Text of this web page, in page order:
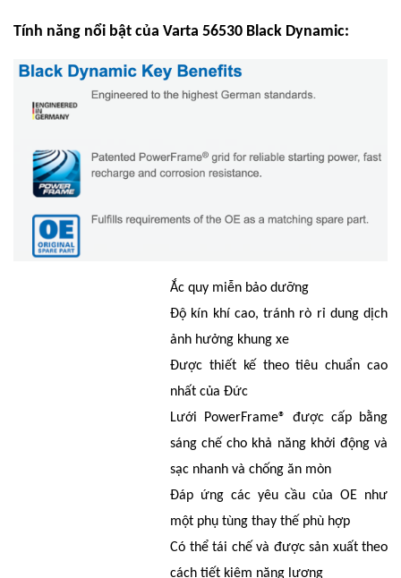
Tính năng nổi bật của Varta 56530 Black Dynamic:
Ắc quy miễn bảo dưỡng
Độ kín khí cao, tránh rò rỉ dung dịch
ảnh hưởng khung xe
Được thiết kế theo tiêu chuẩn cao
nhất của Đức
Lưới PowerFrame® được cấp bằng
sáng chế cho khả năng khởi động và
sạc nhanh và chống ăn mòn
Đáp ứng các yêu cầu của OE như
một phụ tùng thay thế phù hợp
Có thể tái chế và được sản xuất theo
cách tiết kiệm năng lượng